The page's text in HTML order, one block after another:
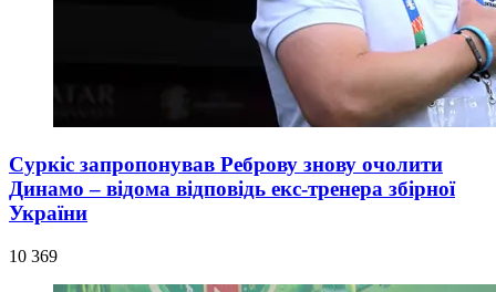
Суркіс запропонував Реброву знову очолити
Динамо – відома відповідь екс-тренера збірної
України
10 369